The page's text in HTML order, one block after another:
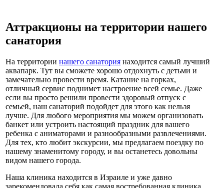
Аттракционы на территории нашего
санатория
На территории нашего санатория находится самый лучший
аквапарк. Тут вы сможете хорошо отдохнуть с детьми и
замечательно провести время. Катание на горках,
отличный сервис поднимет настроение всей семье. Даже
если вы просто решили провести здоровый отпуск с
семьей, наш санаторий подойдет для этого как нельзя
лучше. Для любого мероприятия мы можем организовать
банкет или устроить настоящий праздник для вашего
ребенка с аниматорами и разнообразными развлечениями.
Для тех, кто любит экскурсии, мы предлагаем поездку по
нашему знаменитому городу, и вы останетесь довольны
видом нашего города.
Наша клиника находится в Израиле и уже давно